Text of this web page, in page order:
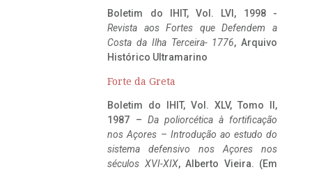
Boletim do IHIT, Vol. LVI, 1998 -
Revista aos Fortes que Defendem a
Costa da Ilha Terceira- 1776, Arquivo
Histórico Ultramarino
Forte da Greta
Boletim do IHIT, Vol. XLV, Tomo II,
1987 – Da poliorcética à fortificação
nos Açores – Introdução ao estudo do
sistema defensivo nos Açores nos
séculos XVI-XIX, Alberto Vieira. (Em